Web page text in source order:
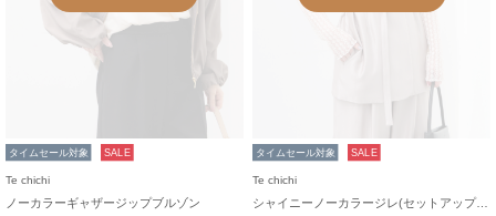
タイムセール対象 SALE
Te chichi
ノーカラーギャザージップブルゾン
タイムセール対象 SALE
Te chichi
シャイニーノーカラージレ(セットアップ可)